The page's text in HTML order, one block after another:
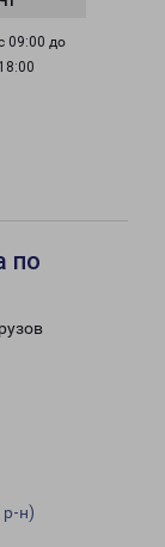
09:00 до
18:00
по
р-н)